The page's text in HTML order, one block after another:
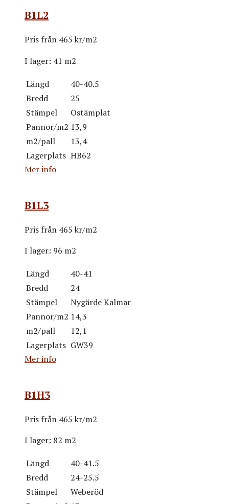
B1L2
Pris från 465 kr/m2
I lager: 41 m2
Längd
40-40.5
Bredd
25
Stämpel
Ostämplat
Pannor/m2 13,9
m2/pall
13,4
Lagerplats HB62
Mer info
B1L3
Pris från 465 kr/m2
I lager: 96 m2
Längd
40-41
Bredd
24
Stämpel
Nygärde Kalmar
Pannor/m2 14,3
m2/pall
12,1
Lagerplats GW39
Mer info
B1H3
Pris från 465 kr/m2
I lager: 82 m2
Längd
40-41.5
Bredd
24-25.5
Stämpel
Weberöd